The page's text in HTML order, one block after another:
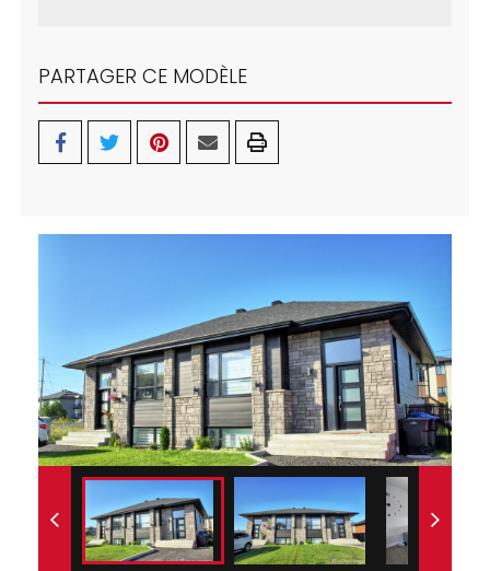
PARTAGER CE MODÈLE